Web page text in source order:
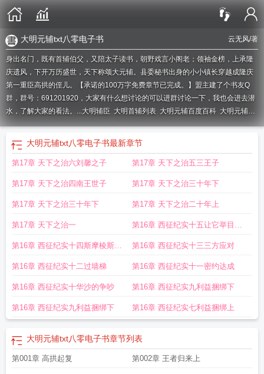
云无风/著
大明元辅txt八零电子书
身出名门，既有首辅伯父，又陪太子读书，朝野戏言小阁老；领袖金榜，上承隆
庆遗风，下开万历盛世，天下称颂大元辅。县委秘书出身的小小镇长穿越成隆庆
第一重臣高拱的侄儿。【承诺的100万字免费章节已完成。】盟主建了个书友Q
群，群号：691201920，大家有什么想讨论的可以进群讨论一下，我也会进去潜
水，了解大家的看法。...大明辅臣 大明首辅列表 大明元辅百度百科 大明元辅
txt大明元辅 云无风大明元辅txt八零大明辅佐朱元璋大明首辅排序大明元辅
txt八零电子书 大明元辅笔趣阁无弹窗最新章节更新
谁 大明元辅笔趣阁手机版
君大明元辅TXT大明元辅笔趣阁 大明元辅快眼看书大明元辅全文免费阅读
辅是什么意思 大明辅国公大明成立大元大明元辅女主有几个
大明首辅都有
谁大明元辅TXT精校版大明元辅好看吗大明元辅几个女主重生之大明边军
大明元辅txt八零电子书最新章节
第17章 天下之治六刘馨之子 第17章 天下之治五三王子
第17章 天下之治四南王世子 第17章 天下之治三十年下
第17章 天下之治三十年下 第17章 天下之治二十年上
第17章 天下之治一 第16章 西征纪实十五让它举目皆
敌
第16章 西征纪实十四斯摩棱斯克
会战6k大章
第16章 西征纪实十三三方应对
第16章 西征纪实十二过墙梯 第16章 西征纪实十一密约达成
第16章 西征纪实十华沙的争吵 第16章 西征纪实九利益捆绑下
第16章 西征纪实九利益捆绑下 第16章 西征纪实七利益捆绑上
大明元辅txt八零电子书章节列表
第001章 高拱起复 第002章 王者归来上